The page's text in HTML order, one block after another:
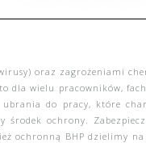
oraz zagrożeniami
dla wielu pracowników,
do pracy, które
ochrony.
ochronną BHP dzielimy